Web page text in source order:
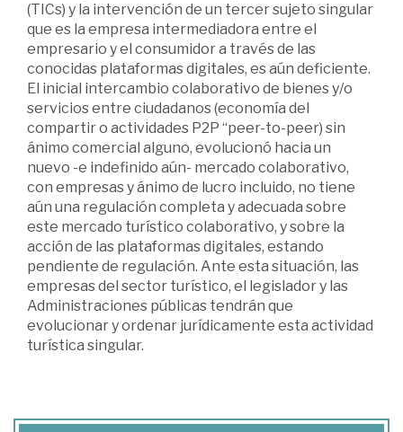
(TICs) y la intervención de un tercer sujeto singular
que es la empresa intermediadora entre el
empresario y el consumidor a través de las
conocidas plataformas digitales, es aún deficiente.
El inicial intercambio colaborativo de bienes y/o
servicios entre ciudadanos (economía del
compartir o actividades P2P “peer-to-peer) sin
ánimo comercial alguno, evolucionó hacia un
nuevo -e indefinido aún- mercado colaborativo,
con empresas y ánimo de lucro incluido, no tiene
aún una regulación completa y adecuada sobre
este mercado turístico colaborativo, y sobre la
acción de las plataformas digitales, estando
pendiente de regulación. Ante esta situación, las
empresas del sector turístico, el legislador y las
Administraciones públicas tendrán que
evolucionar y ordenar jurídicamente esta actividad
turística singular.